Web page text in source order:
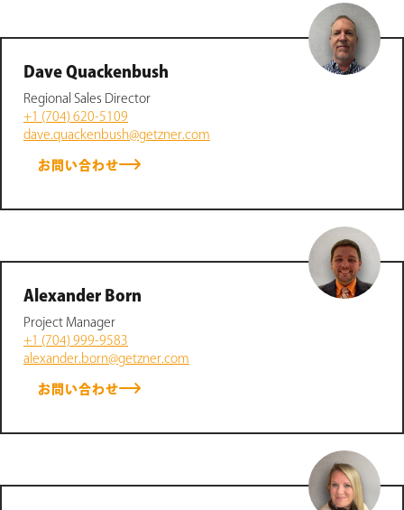
Dave Quackenbush
Regional Sales Director
+1 (704) 620-5109
dave.quackenbush@getzner.com
お問い合わせ
Alexander Born
Project Manager
+1 (704) 999-9583
alexander.born@getzner.com
お問い合わせ